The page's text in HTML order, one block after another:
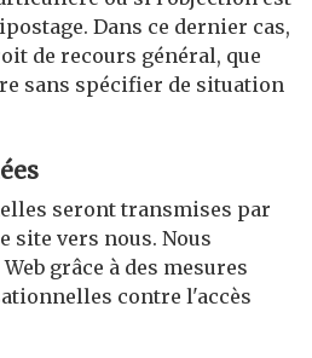
Dans ce dernier cas,
de recours général, que
sans spécifier de situation
seront transmises par
site vers nous. Nous
grâce à des mesures
contre l'accès